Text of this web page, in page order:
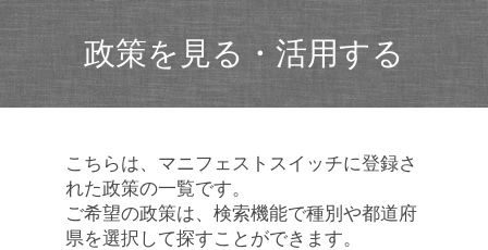
政策を見る・活用する
こちらは、マニフェストスイッチに登録さ
れた政策の一覧です。
ご希望の政策は、検索機能で種別や都道府
県を選択して探すことができます。